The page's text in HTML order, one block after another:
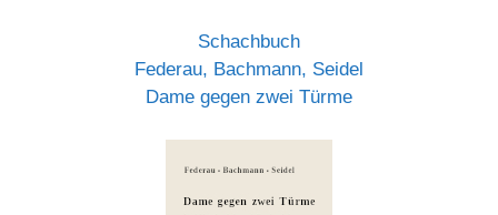
Schachbuch
Federau, Bachmann, Seidel
Dame gegen zwei Türme